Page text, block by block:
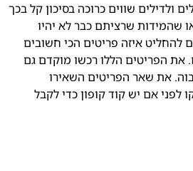
ולדילים שווים כרוכה בסיכון קל בכך
שהמידות שרציתם כבר לא יהיו
להחליט איזה פריטים הכי חשובים
את הפריטים הללו רכשו מוקדם גם
את שאר הפריטים השאירו
לפני אם יש קוד קופון כדי לקבל